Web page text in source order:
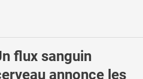
flux sanguin
annonce les